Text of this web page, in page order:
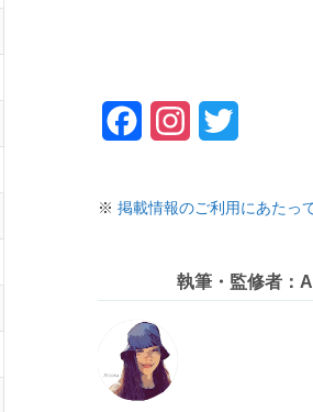
c
o
o
k
s
a
i
t
※ 掲載情報のご利用にあたっ
執筆・監修者：